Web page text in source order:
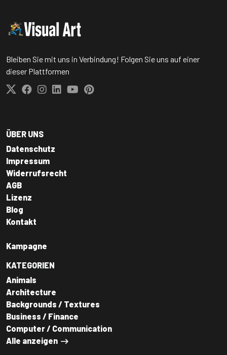
Bleiben Sie mit uns in Verbindung! Folgen Sie uns auf einer
dieser Plattformen
ÜBER UNS
Datenschutz
Impressum
Widerrufsrecht
AGB
Lizenz
Blog
Kontakt
Kampagne
KATEGORIEN
Animals
Architecture
Backgrounds / Textures
Business / Finance
Computer / Communication
Alle anzeigen